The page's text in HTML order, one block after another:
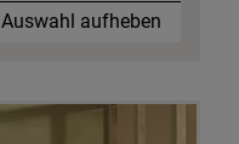
Auswahl aufheben